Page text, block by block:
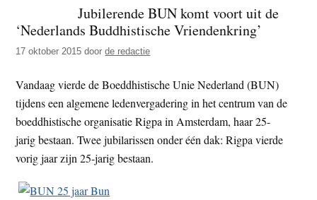
z
e
i
t
e
n
d
z
e
s
i
t
e
Jubilerende BUN komt voort uit de
‘Nederlands Buddhistische Vriendenkring’
17 oktober 2015 doorde redactie
Vandaag vierde de Boeddhistische Unie Nederland (BUN)
tijdens een algemene ledenvergadering in het centrum van de
boeddhistische organisatie Rigpa in Amsterdam, haar 25-
jarig bestaan. Twee jubilarissen onder één dak: Rigpa vierde
vorig jaar zijn 25-jarig bestaan.